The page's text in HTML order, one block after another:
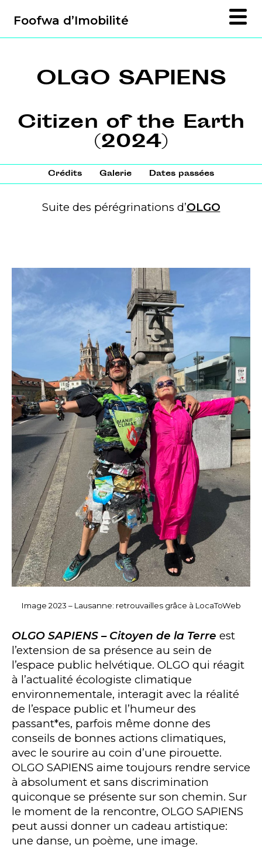
Foofwa d’Imobilité
OLGO SAPIENS
Citizen of the Earth
(2024)
Crédits Galerie Dates passées
Suite des pérégrinations d’OLGO
Image 2023 – Lausanne: retrouvailles grâce à LocaToWeb
OLGO SAPIENS – Citoyen de la Terre est
l’extension de sa présence au sein de
l’espace public helvétique. OLGO qui réagit
à l’actualité écologiste climatique
environnementale, interagit avec la réalité
de l’espace public et l’humeur des
passant*es, parfois même donne des
conseils de bonnes actions climatiques,
avec le sourire au coin d’une pirouette.
OLGO SAPIENS aime toujours rendre service
à absolument et sans discrimination
quiconque se présente sur son chemin. Sur
le moment de la rencontre, OLGO SAPIENS
peut aussi donner un cadeau artistique:
une danse, un poème, une image.